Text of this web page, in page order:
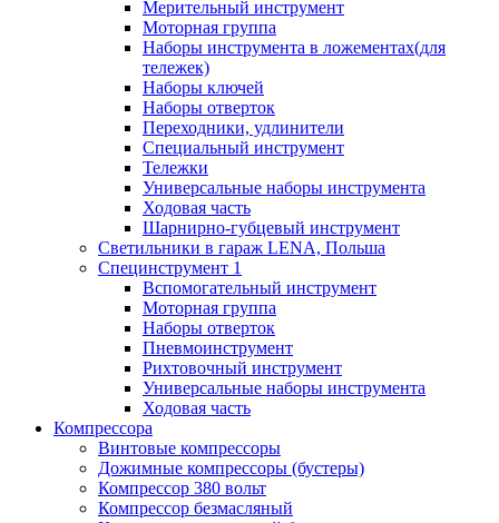
Мерительный инструмент
Моторная группа
Наборы инструмента в ложементах(для
тележек)
Наборы ключей
Наборы отверток
Переходники, удлинители
Специальный инструмент
Тележки
Универсальные наборы инструмента
Ходовая часть
Шарнирно-губцевый инструмент
Светильники в гараж LENA, Польша
Специнструмент 1
Вспомогательный инструмент
Моторная группа
Наборы отверток
Пневмоинструмент
Рихтовочный инструмент
Универсальные наборы инструмента
Ходовая часть
Компрессора
Винтовые компрессоры
Дожимные компрессоры (бустеры)
Компрессор 380 вольт
Компрессор безмасляный